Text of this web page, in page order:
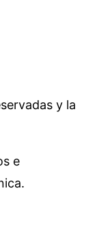
y la
e